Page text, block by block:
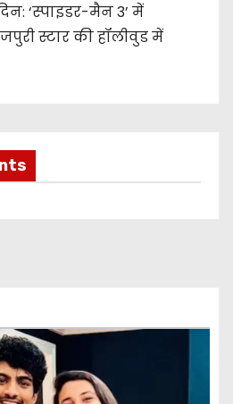
‘स्पाइडर-मैन 3’ में
स्टार की हॉलीवुड में